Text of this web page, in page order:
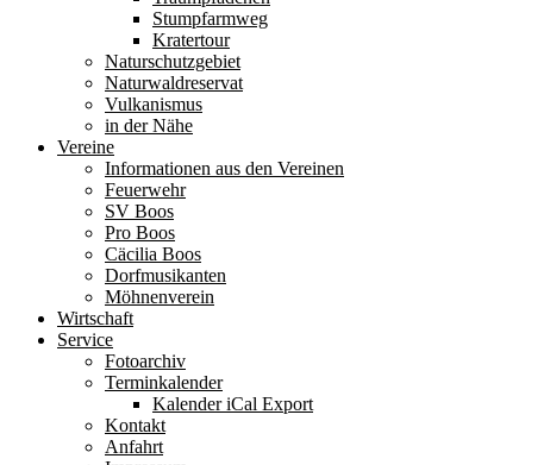
Stumpfarmweg
Kratertour
Naturschutzgebiet
Naturwaldreservat
Vulkanismus
in der Nähe
Vereine
Informationen aus den Vereinen
Feuerwehr
SV Boos
Pro Boos
Cäcilia Boos
Dorfmusikanten
Möhnenverein
Wirtschaft
Service
Fotoarchiv
Terminkalender
Kalender iCal Export
Kontakt
Anfahrt